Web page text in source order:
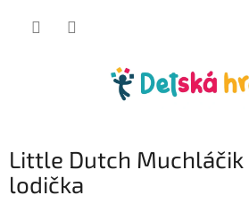
Little Dutch
lodička